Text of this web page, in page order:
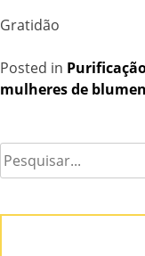
Gratidão
Posted in
mulheres de